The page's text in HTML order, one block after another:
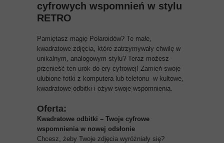
cyfrowych wspomnień w stylu
RETRO
Pamiętasz magię Polaroidów? Te małe,
kwadratowe zdjęcia, które zatrzymywały chwilę w
unikalnym, analogowym stylu? Teraz możesz
przenieść ten urok do ery cyfrowej! Zamień swoje
ulubione fotki z komputera lub telefonu w kultowe,
kwadratowe odbitki i ożyw swoje wspomnienia.
Oferta:
Kwadratowe odbitki – Twoje cyfrowe
wspomnienia w nowej odsłonie
Chcesz, żeby Twoje zdjęcia wyróżniały się?